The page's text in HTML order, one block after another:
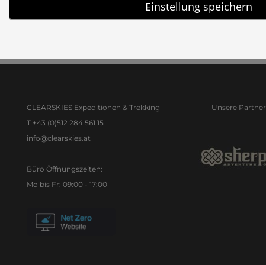
CLEARSKIES Expeditionen & Trekking
T +43 (0)512 284 561 15
info@clearskies.at
Büro Öffnungszeiten:
Mo bis Fr: 09:00 - 17:00
Unsere Partner
Einstellung speichern